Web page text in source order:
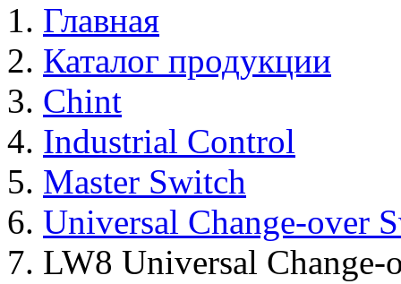
Главная
Каталог продукции
Chint
Industrial Control
Master Switch
Universal Change-over
LW8 Universal Change-